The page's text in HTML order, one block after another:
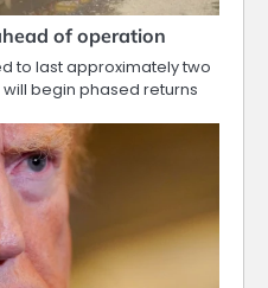
of operation
to last approximately two
begin phased returns